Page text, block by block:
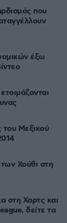
που
έξω
του Μεξικού
των Χούθι στη
στη Χαρτς και
δείτε τα